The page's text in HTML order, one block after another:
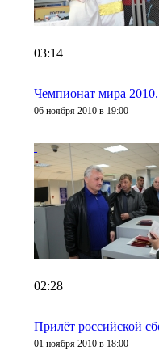
03:14
Чемпионат мира
06 ноября 2010 в 19:00
02:28
Прилёт российской
01 ноября 2010 в 18:00